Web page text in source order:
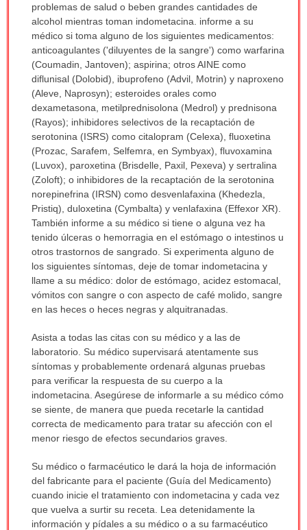
problemas de salud o beben grandes cantidades de
alcohol mientras toman indometacina. informe a su
médico si toma alguno de los siguientes medicamentos:
anticoagulantes ('diluyentes de la sangre') como warfarina
(Coumadin, Jantoven); aspirina; otros AINE como
diflunisal (Dolobid), ibuprofeno (Advil, Motrin) y naproxeno
(Aleve, Naprosyn); esteroides orales como
dexametasona, metilprednisolona (Medrol) y prednisona
(Rayos); inhibidores selectivos de la recaptación de
serotonina (ISRS) como citalopram (Celexa), fluoxetina
(Prozac, Sarafem, Selfemra, en Symbyax), fluvoxamina
(Luvox), paroxetina (Brisdelle, Paxil, Pexeva) y sertralina
(Zoloft); o inhibidores de la recaptación de la serotonina
norepinefrina (IRSN) como desvenlafaxina (Khedezla,
Pristiq), duloxetina (Cymbalta) y venlafaxina (Effexor XR).
También informe a su médico si tiene o alguna vez ha
tenido úlceras o hemorragia en el estómago o intestinos u
otros trastornos de sangrado. Si experimenta alguno de
los siguientes síntomas, deje de tomar indometacina y
llame a su médico: dolor de estómago, acidez estomacal,
vómitos con sangre o con aspecto de café molido, sangre
en las heces o heces negras y alquitranadas.
Asista a todas las citas con su médico y a las de
laboratorio. Su médico supervisará atentamente sus
síntomas y probablemente ordenará algunas pruebas
para verificar la respuesta de su cuerpo a la
indometacina. Asegúrese de informarle a su médico cómo
se siente, de manera que pueda recetarle la cantidad
correcta de medicamento para tratar su afección con el
menor riesgo de efectos secundarios graves.
Su médico o farmacéutico le dará la hoja de información
del fabricante para el paciente (Guía del Medicamento)
cuando inicie el tratamiento con indometacina y cada vez
que vuelva a surtir su receta. Lea detenidamente la
información y pídales a su médico o a su farmacéutico